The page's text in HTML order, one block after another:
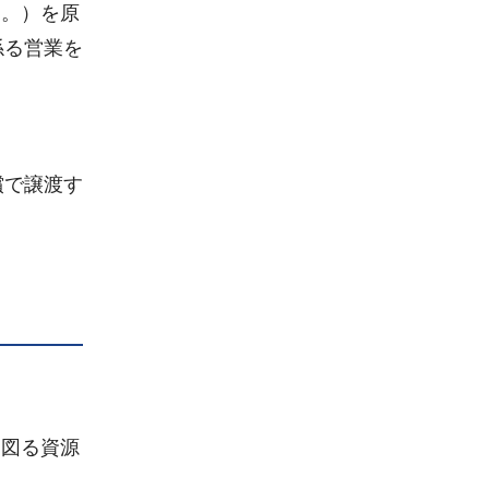
）を原
営業を
譲渡す
る資源